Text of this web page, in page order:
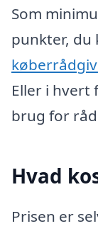
Som
punkter, du
Eller i hvert
brug for
Hvad
Prisen er